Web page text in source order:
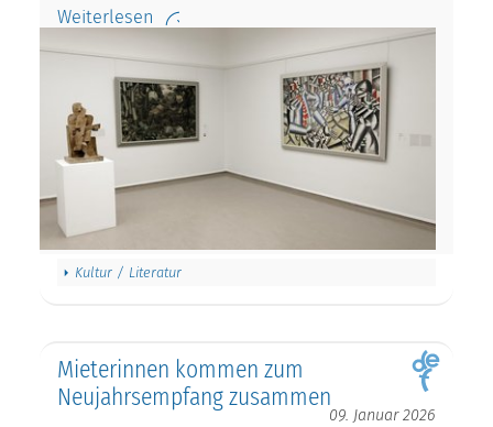
Weiterlesen
Kultur / Literatur
Mieterinnen kommen zum
Neujahrsempfang zusammen
09. Januar 2026